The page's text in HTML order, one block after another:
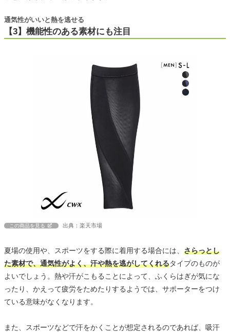
【3】機能性のある素材にも注目
通気性がいいと熱を逃せる
この商品を見る 出典：楽天市場
夏場の使用や、スポーツをする際に着用する場合には、 さらっとし
た素材で、通気性がよく、汗や熱を逃がしてくれるタイプのものが
よいでしょう。熱や汗がこもることによって、ふくらはぎが気にな
ったり、かえって疲労をためたりするようでは、サポーターをつけ
ている意味がなくなります。
また、スポーツなどで汗をかくことが想定されるのであれば、吸汗